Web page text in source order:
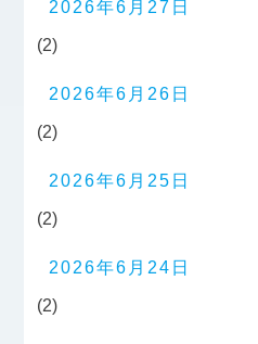
2026年6月27日
(2)
2026年6月26日
(2)
2026年6月25日
(2)
2026年6月24日
(2)